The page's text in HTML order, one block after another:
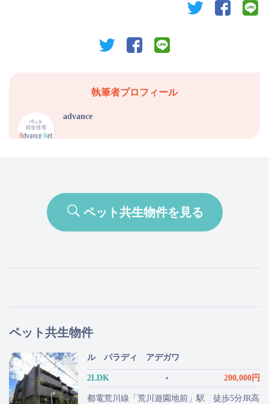
twitter facebook
twitter facebook
執筆者プロフィール
advance
ペット共生物件を見る
ペット共生物件
ル パラディ アデガワ
2LDK 200,000円
都電荒川線「荒川遊園地前」駅 徒歩5分JR高